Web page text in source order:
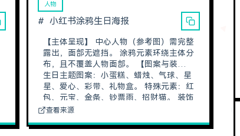
人物
小红书涂鸦生日海报
【主体呈现】 中心人物（参考图）需完整
露出，面部无遮挡。 涂鸦元素环绕主体分
布，且不覆盖人物面部。 【图案与装饰】
生日主题图案：小蛋糕、蜡烛、气球、星
星、爱心、彩带、礼物盒。 特殊元素：红
包、元宝、金条、钞票雨、招财猫。 装饰
线条：波浪线、虚线、闪光点、小花朵、
色、黄色、粉色。 【文字排版设计】 主
查看来源